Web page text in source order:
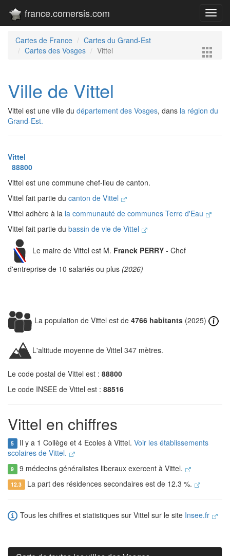
france.comersis.com
Cartes de France
Cartes du Grand-Est
Cartes des Vosges
Vittel
Ville de Vittel
Vittel est une ville du département des Vosges, dans la région du
Grand-Est.
Vittel
88800
Vittel est une commune chef-lieu de canton.
Vittel fait partie du canton de Vittel
Vittel adhère à la la communauté de communes Terre d'Eau
Vittel fait partie du bassin de vie de Vittel
Le maire de Vittel est M. Franck PERRY - Chef
d'entreprise de 10 salariés ou plus (2026)
La population de Vittel est de 4766 habitants (2025)
L'altitude moyenne de Vittel 347 mètres.
Le code postal de Vittel est : 88800
Le code INSEE de Vittel est : 88516
Vittel en chiffres
5 Il y a 1 Collège et 4 Ecoles à Vittel. Voir les établissements
scolaires de Vittel.
9 9 médecins généralistes liberaux exercent à Vittel.
12.3 La part des résidences secondaires est de 12.3 %.
Tous les chiffres et statistiques sur Vittel sur le site Insee.fr